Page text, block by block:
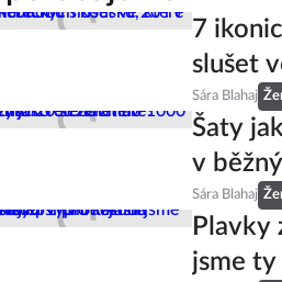
7
slušet
Sára Blahaj
Šaty
v
Sára Blahaj
Plavky
jsme